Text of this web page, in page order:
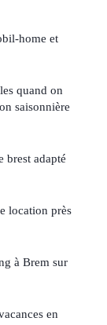
home et
quand on
saisonnière
brest adapté
location près
à Brem sur
en